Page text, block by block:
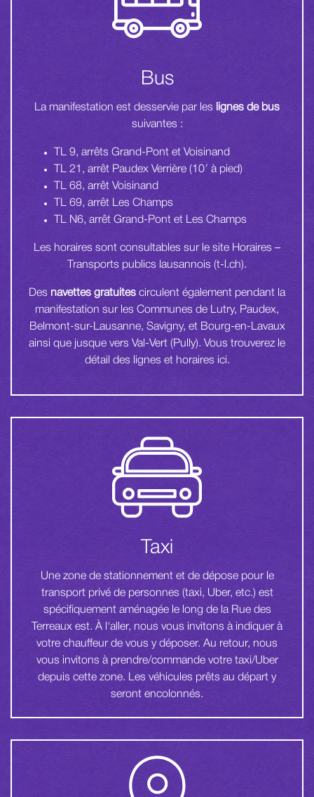
Bus
La manifestation est desservie par les lignes de bus
suivantes :
TL 9, arrêts Grand-Pont et Voisinand
TL 21, arrêt Paudex Verrière (10′ à pied)
TL 68, arrêt Voisinand
TL 69, arrêt Les Champs
TL N6, arrêt Grand-Pont et Les Champs
Les horaires sont consultables sur le site Horaires –
Transports publics lausannois (t-l.ch).
Des navettes gratuites circulent également pendant la
manifestation sur les Communes de Lutry, Paudex,
Belmont-sur-Lausanne, Savigny, et Bourg-en-Lavaux
ainsi que jusque vers Val-Vert (Pully). Vous trouverez le
détail des lignes et horaires ici.
Taxi
Une zone de stationnement et de dépose pour le
transport privé de personnes (taxi, Uber, etc.) est
spécifiquement aménagée le long de la Rue des
Terreaux est. À l'aller, nous vous invitons à indiquer à
votre chauffeur de vous y déposer. Au retour, nous
vous invitons à prendre/commande votre taxi/Uber
depuis cette zone. Les véhicules prêts au départ y
seront encolonnés.